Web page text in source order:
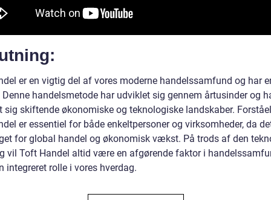
er en vigtig del af vores moderne handelssamfund og har
handelsmetode har udviklet sig gennem årtusinder og
sig skiftende økonomiske og teknologiske landskaber.
er essentiel for både enkeltpersoner og virksomheder, da
for global handel og økonomisk vækst. På trods af den
vil Toft Handel altid være en afgørende faktor i
integreret rolle i vores hverdag.